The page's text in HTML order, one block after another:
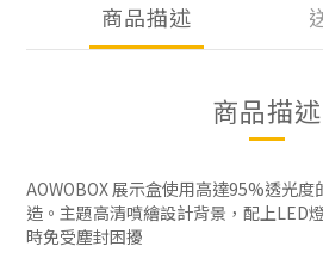
商品描述
商品描述
AOWOBOX 展示盒使用高達95%透光
造。主題高清噴繪設計背景，配上LED
時免受塵封困擾